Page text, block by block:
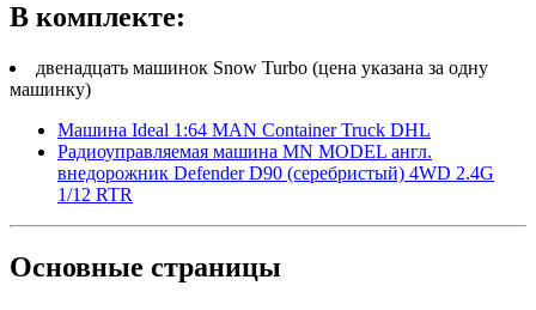
В комплекте:
двенадцать машинок Snow Turbo (цена указана за одну
машинку)
Машина Ideal 1:64 MAN Container Truck DHL
Радиоуправляемая машина MN MODEL англ.
внедорожник Defender D90 (серебристый) 4WD 2.4G
1/12 RTR
Основные страницы